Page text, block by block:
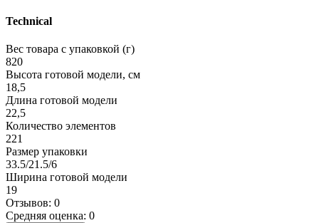
Technical
Вес товара с упаковкой (г)
820
Высота готовой модели, см
18,5
Длина готовой модели
22,5
Количество элементов
221
Размер упаковки
33.5/21.5/6
Ширина готовой модели
19
Отзывов: 0
Средняя оценка: 0